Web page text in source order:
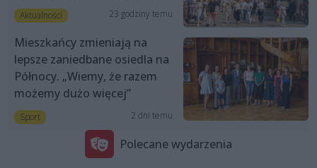
Aktualności 23 godziny temu
Mieszkańcy zmieniają na
lepsze zaniedbane osiedla na
Północy. „Wiemy, że razem
możemy dużo więcej”
Sport 2 dni temu
Polecane wydarzenia